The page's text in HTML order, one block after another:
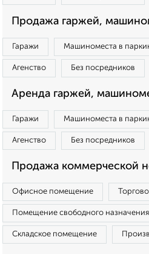
Продажа гаржей,
Гаражи Машиноместа в
Агенство Без посредников
Аренда гаржей,
Гаражи Машиноместа в
Агенство Без посредников
Продажа коммерческой
Офисное помещение
Помещение свободного назначения
Складское помещение